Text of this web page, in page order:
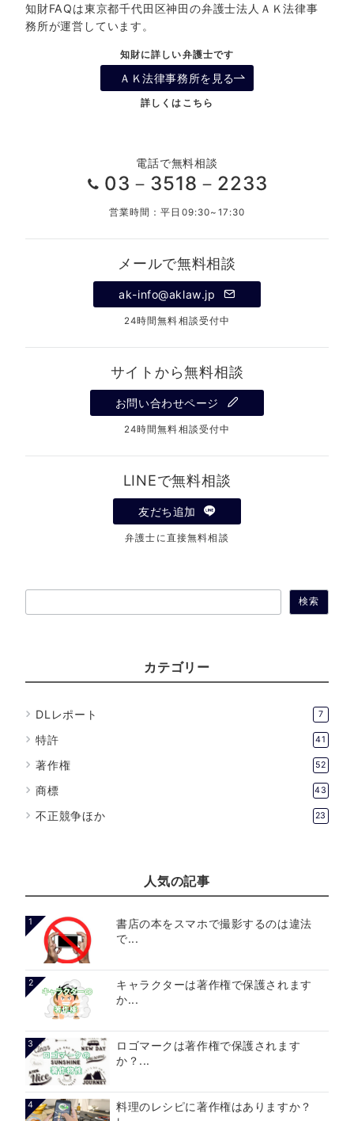
知財FAQは東京都千代田区神田の弁護士法人ＡＫ法律事
務所が運営しています。
知財に詳しい弁護士です
ＡＫ法律事務所を見る
詳しくはこちら
電話で無料相談
03－3518－2233
営業時間：平日09:30~17:30
メールで無料相談
ak-info@aklaw.jp
24時間無料相談受付中
サイトから無料相談
お問い合わせページ
24時間無料相談受付中
LINEで無料相談
友だち追加
弁護士に直接無料相談
索
検索
カテゴリー
DLレポート 7
特許 41
著作権 52
商標 43
不正競争ほか 23
人気の記事
1
書店の本をスマホで撮影するのは違法
で...
2
キャラクターは著作権で保護されます
か...
3
ロゴマークは著作権で保護されます
か？...
4
料理のレシピに著作権はありますか？